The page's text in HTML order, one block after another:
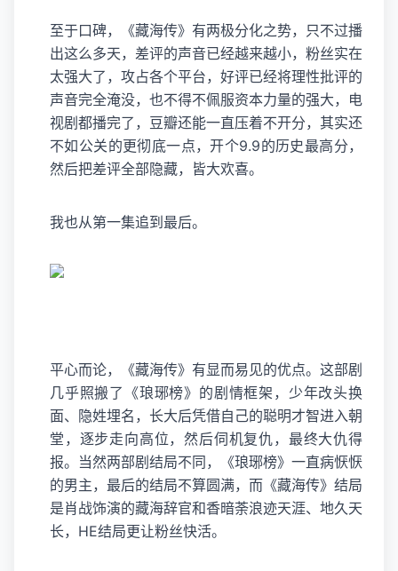
至于口碑，《藏海传》有两极分化之势，只不过播
出这么多天，差评的声音已经越来越小，粉丝实在
太强大了，攻占各个平台，好评已经将理性批评的
声音完全淹没，也不得不佩服资本力量的强大，电
视剧都播完了，豆瓣还能一直压着不开分，其实还
不如公关的更彻底一点，开个9.9的历史最高分，
然后把差评全部隐藏，皆大欢喜。
我也从第一集追到最后。
平心而论，《藏海传》有显而易见的优点。这部剧
几乎照搬了《琅琊榜》的剧情框架，少年改头换
面、隐姓埋名，长大后凭借自己的聪明才智进入朝
堂，逐步走向高位，然后伺机复仇，最终大仇得
报。当然两部剧结局不同，《琅琊榜》一直病恹恹
的男主，最后的结局不算圆满，而《藏海传》结局
是肖战饰演的藏海辞官和香暗荼浪迹天涯、地久天
长，HE结局更让粉丝快活。